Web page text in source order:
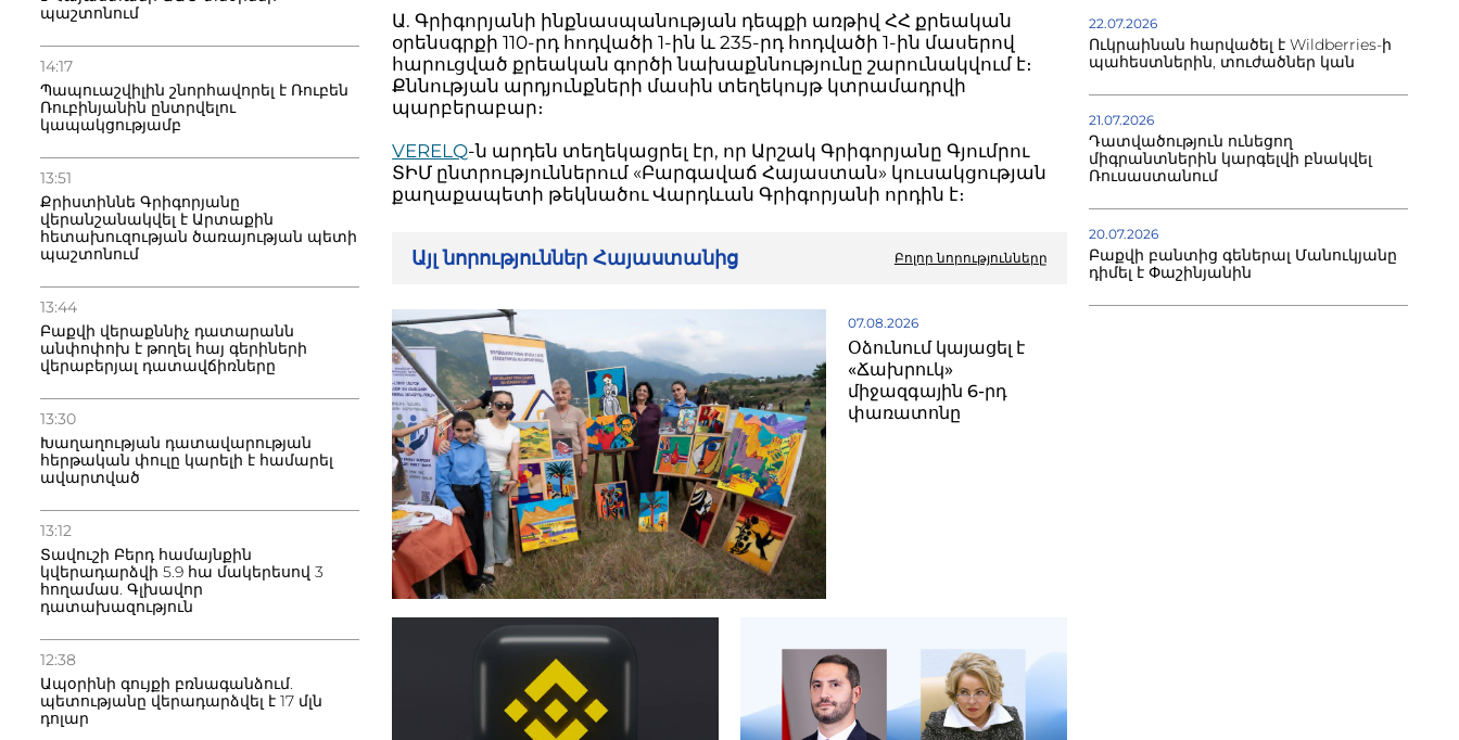
պաշտոնում
14:17
Պապուաշվիլին շնորհավորել է Ռուբեն
Ռուբինյանին ընտրվելու
կապակցությամբ
13:51
Քրիստիննե Գրիգորյանը
վերանշանակվել է Արտաքին
հետախուզության ծառայության պետի
պաշտոնում
13:44
Բաքվի վերաքննիչ դատարանն
անփոփոխ է թողել հայ գերիների
վերաբերյալ դատավճիռները
13:30
Խաղաղության դատավարության
հերթական փուլը կարելի է համարել
ավարտված
13:12
Տավուշի Բերդ համայնքին
կվերադարձվի 5.9 հա մակերեսով 3
հողամաս. Գլխավոր
դատախազություն
12:38
Ապօրինի գույքի բռնագանձում.
պետությանը վերադարձվել է 17 մլն
դոլար
Ա. Գրիգորյանի ինքնասպանության դեպքի առթիվ ՀՀ քրեական
օրենսգրքի 110-րդ հոդվածի 1-ին և 235-րդ հոդվածի 1-ին մասերով
հարուցված քրեական գործի նախաքննությունը շարունակվում է։
Քննության արդյունքների մասին տեղեկույթ կտրամադրվի
պարբերաբար։
VERELQ-ն արդեն տեղեկացրել էր, որ Արշակ Գրիգորյանը Գյումրու
ՏԻՄ ընտրություններում «Բարգավաճ Հայաստան» կուսակցության
քաղաքապետի թեկնածու Վարդևան Գրիգորյանի որդին է։
Այլ նորություններ Հայաստանից Բոլոր նորությունները
07.08.2026
Օձունում կայացել է
«Ճախրուկ»
միջազգային 6-րդ
փառատոնը
22.07.2026
Ուկրաինան հարվածել է Wildberries-ի
պահեստներին, տուժածներ կան
21.07.2026
Դատվածություն ունեցող
միգրանտներին կարգելվի բնակվել
Ռուսաստանում
20.07.2026
Բաքվի բանտից գեներալ Մանուկյանը
դիմել է Փաշինյանին